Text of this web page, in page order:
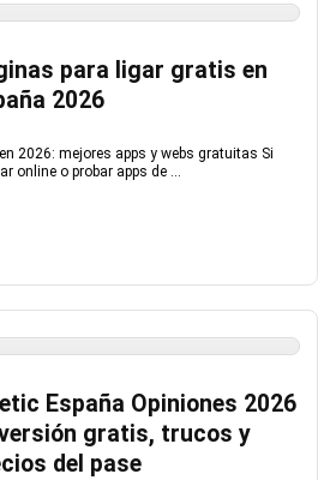
para ligar gratis en
2026
2026: mejores apps y webs gratuitas Si
online o probar apps de ...
España Opiniones 2026
gratis, trucos y
del pase